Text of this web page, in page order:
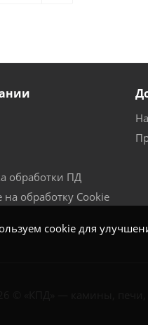
cookie для
обработки ПД
на обработку Cookie